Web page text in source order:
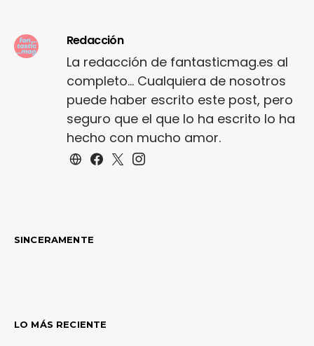
Redacción
La redacción de fantasticmag.es al
completo... Cualquiera de nosotros
puede haber escrito este post, pero
seguro que el que lo ha escrito lo ha
hecho con mucho amor.
SINCERAMENTE
LO MÁS RECIENTE